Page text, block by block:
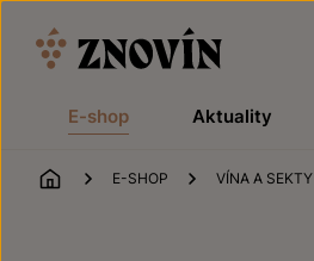
E-shop Aktuality
ÚVOD
E-SHOP VÍNA A SEKTY